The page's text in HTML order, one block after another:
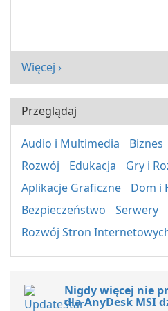
Więcej ›
Przeglądaj
Audio i Multimedia Biznes
Rozwój
Edukacja
Gry i
Aplikacje Graficzne
Dom i
Bezpieczeństwo
Serwery
Rozwój Stron
Nigdy więcej nie
dla AnyDesk MSI